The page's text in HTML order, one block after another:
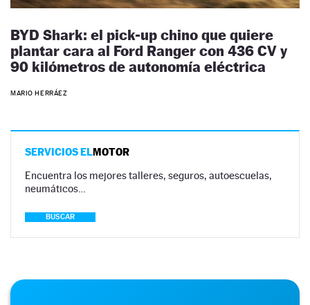
BYD Shark: el pick-up chino que quiere
plantar cara al Ford Ranger con 436 CV y
90 kilómetros de autonomía eléctrica
MARIO HERRÁEZ
SERVICIOS ELMOTOR
Encuentra los mejores talleres, seguros, autoescuelas,
neumáticos…
BUSCAR